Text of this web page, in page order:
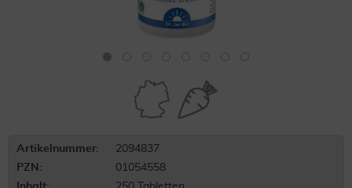
Artikelnummer:
2094837
PZN:
01054558